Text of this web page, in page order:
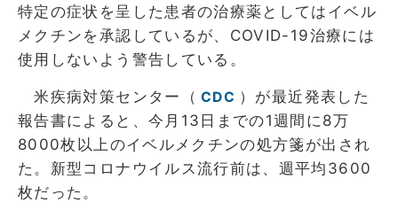
特定の症状を呈した患者の治療薬としてはイベル
メクチンを承認しているが、COVID-19治療には
使用しないよう警告している。
米疾病対策センター（ CDC ）が最近発表した
報告書によると、今月13日までの1週間に8万
8000枚以上のイベルメクチンの処方箋が出され
た。新型コロナウイルス流行前は、週平均3600
枚だった。